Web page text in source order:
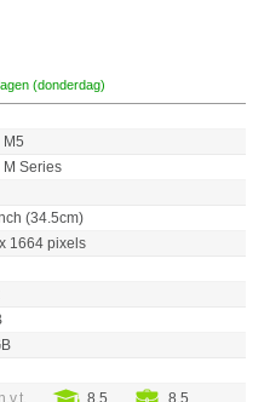
(donderdag)
M5
M Series
(34.5cm)
1664 pixels